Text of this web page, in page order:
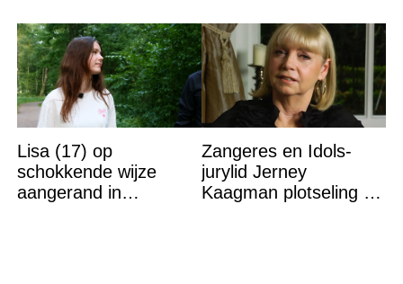
Lisa (17) op
schokkende wijze
aangerand in
Zangeres en Idols-
jurylid Jerney
Kaagman plotseling op